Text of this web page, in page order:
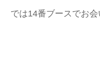
では14番ブースでお会